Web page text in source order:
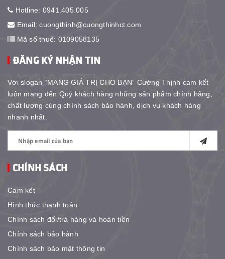
Hotline: 0941.405.005
Email:cuongthinh@cuongthinhct.com
Mã số thuế: 0109058135
ĐĂNG KÝ NHẬN TIN
Với slogan “MANG GIÁ TRỊ CHO BẠN” Cường Thịnh cam kết
luôn mang đến Quý khách hàng những sản phẩm chính hãng,
chất lượng cùng chính sách bảo hành, dịch vụ khách hàng
nhanh nhất.
CHÍNH SÁCH
Cam kết
Hình thức thanh toán
Chính sách đổi/trả hàng và hoàn tiền
Chính sách bảo hành
Chính sách bảo mật thông tin